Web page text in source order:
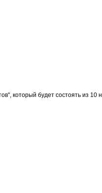
который будет состоять из 10